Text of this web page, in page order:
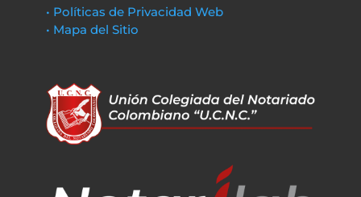
• Políticas de Privacidad Web
• Mapa del Sitio